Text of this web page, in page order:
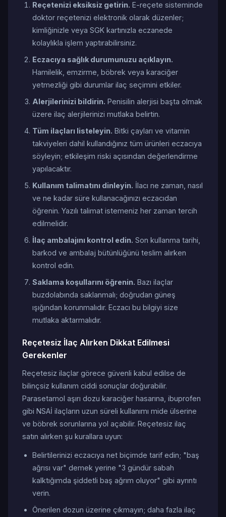
Reçetenizi eksiksiz getirin. E-reçete sisteminde
doktor reçetenizi elektronik olarak düzenler;
kimliğinizle veya SGK kartınızla eczanede
kolaylıkla işlem yaptırabilirsiniz.
Eczacıya sağlık durumunuzu açıklayın.
Hamilelik, emzirme, böbrek veya karaciğer
yetmezliği gibi durumlar ilaç seçimini etkiler.
Alerjilerinizi bildirin. Penisilin alerjisi başta olmak
üzere ilaç alerjilerinizi mutlaka belirtin.
Tüm ilaçları listeleyin. Bitki çayları ve vitamin
takviyeleri dahil kullandığınız tüm ürünleri eczacıya
söyleyin; etkileşim riski açısından değerlendirme
yapılacaktır.
Kullanım talimatını dinleyin. İlacı ne zaman, nasıl
ve ne kadar süre kullanacağınızı eczacıdan
öğrenin. Yazılı talimat istemeniz her zaman tercih
edilmelidir.
İlaç ambalajını kontrol edin. Son kullanma tarihi,
barkod ve ambalaj bütünlüğünü teslim alırken
kontrol edin.
Saklama koşullarını öğrenin. Bazı ilaçlar
buzdolabında saklanmalı; doğrudan güneş
ışığından korunmalıdır. Eczacı bu bilgiyi size
mutlaka aktarmalıdır.
Reçetesiz İlaç Alırken Dikkat Edilmesi
Gerekenler
Reçetesiz ilaçlar görece güvenli kabul edilse de
bilinçsiz kullanım ciddi sonuçlar doğurabilir.
Parasetamol aşırı dozu karaciğer hasarına, ibuprofen
gibi NSAİ ilaçların uzun süreli kullanımı mide ülserine
ve böbrek sorunlarına yol açabilir. Reçetesiz ilaç
satın alırken şu kurallara uyun:
Belirtilerinizi eczacıya net biçimde tarif edin; "baş
ağrısı var" demek yerine "3 gündür sabah
kalktığımda şiddetli baş ağrım oluyor" gibi ayrıntı
verin.
Önerilen dozun üzerine çıkmayın; daha fazla ilaç